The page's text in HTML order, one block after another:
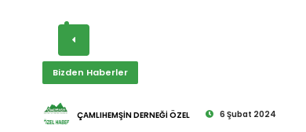
Bizden Haberler
ÇAMLIHEMŞİN DERNEĞİ ÖZEL 6 Şubat 2024